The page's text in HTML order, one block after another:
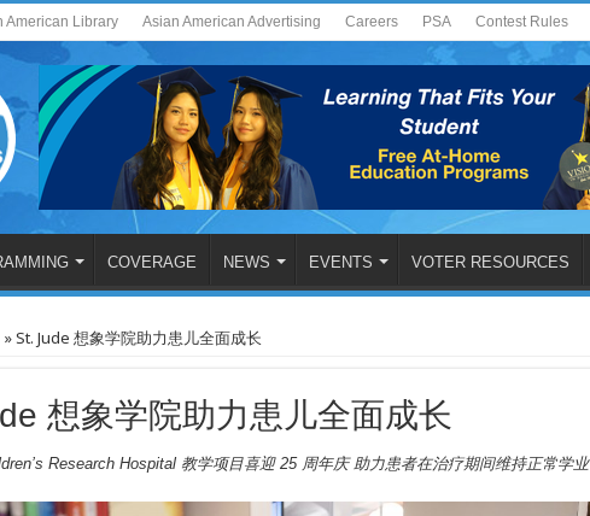
American Library Asian American Advertising Careers PSA Contest Rules
COVERAGE NEWS EVENTS VOTER RESOURCES
»St. Jude 想象学院助力患儿全面成长
想象学院助力患儿全面成长
Research Hospital 教学项目喜迎 25 周年庆 助力患者在治疗期间维持正常学业